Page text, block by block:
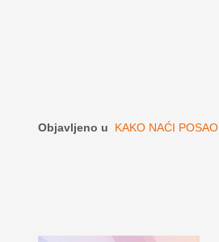
Objavljeno u KAKO NAĆI POSAO